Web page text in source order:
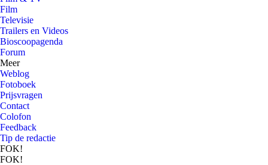
Film
Televisie
Trailers en Videos
Bioscoopagenda
Forum
Meer
Weblog
Fotoboek
Prijsvragen
Contact
Colofon
Feedback
Tip de redactie
FOK!
FOK!